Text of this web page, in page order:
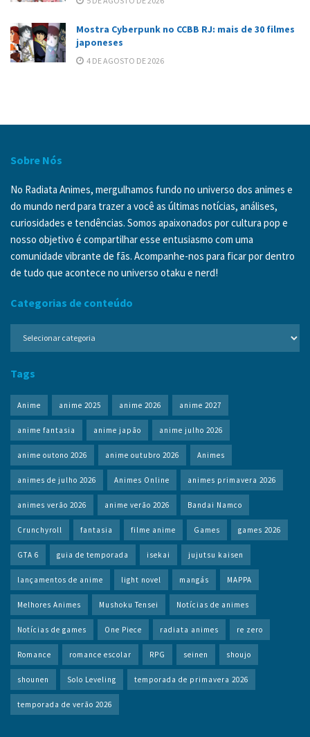
Mostra Cyberpunk no CCBB RJ: mais de 30 filmes
japoneses
4 DE AGOSTO DE 2026
Sobre Nós
No Radiata Animes, mergulhamos fundo no universo dos animes e
do mundo nerd para trazer a você as últimas notícias, análises,
curiosidades e tendências. Somos apaixonados por cultura pop e
nosso objetivo é compartilhar esse entusiasmo com uma
comunidade vibrante de fãs. Acompanhe-nos para ficar por dentro
de tudo que acontece no universo otaku e nerd!
Categorias de conteúdo
Tags
Anime anime 2025 anime 2026 anime 2027
anime fantasia anime japão anime julho 2026
anime outono 2026 anime outubro 2026 Animes
animes de julho 2026 Animes Online animes primavera 2026
animes verão 2026 anime verão 2026 Bandai Namco
Crunchyroll fantasia filme anime Games games 2026
GTA 6 guia de temporada isekai jujutsu kaisen
lançamentos de anime light novel mangás MAPPA
Melhores Animes Mushoku Tensei Notícias de animes
Notícias de games One Piece radiata animes re zero
Romance romance escolar RPG seinen shoujo
shounen Solo Leveling temporada de primavera 2026
temporada de verão 2026